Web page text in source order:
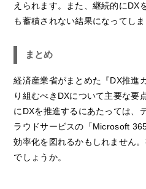
えられます。また、継続的にDX
も蓄積されない結果になってしま
まとめ
経済産業省がまとめた『DX推進
り組むべきDXについて主要な要
にDXを推進するにあたっては、
ラウドサービスの「Microsoft
効率化を図れるかもしれません
でしょうか。